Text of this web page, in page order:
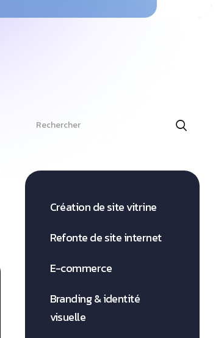
Search
Création de site vitrine
Refonte de site internet
E-commerce
Branding & identité
visuelle